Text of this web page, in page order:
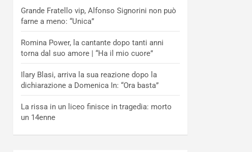
Grande Fratello vip, Alfonso Signorini non può
farne a meno: “Unica”
Romina Power, la cantante dopo tanti anni
torna dal suo amore | “Ha il mio cuore”
Ilary Blasi, arriva la sua reazione dopo la
dichiarazione a Domenica In: “Ora basta”
La rissa in un liceo finisce in tragedia: morto
un 14enne